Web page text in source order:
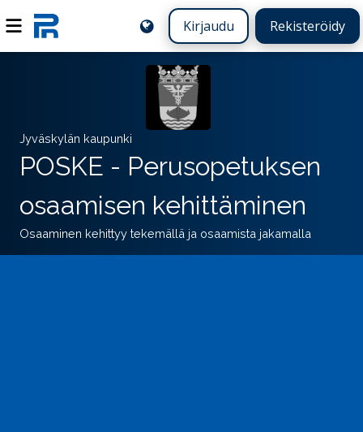
Kirjaudu Rekisteröidy
Jyväskylän kaupunki
POSKE - Perusopetuksen
osaamisen kehittäminen
Osaaminen kehittyy tekemällä ja osaamista jakamalla